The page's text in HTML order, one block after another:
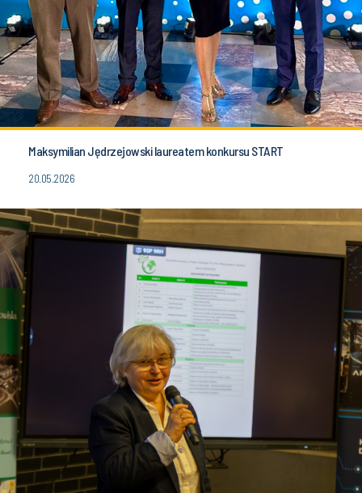
Maksymilian Jędrzejowski laureatem konkursu START
20.05.2026